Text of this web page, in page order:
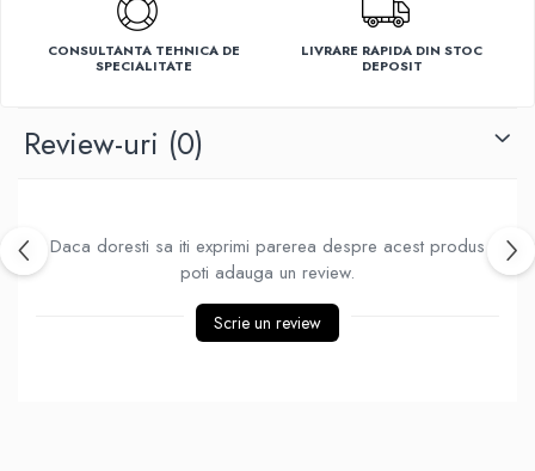
CONSULTANTA TEHNICA DE
SPECIALITATE
LIVRARE RAPIDA DIN STOC
DEPOSIT
Review-uri (0)
Daca doresti sa iti exprimi parerea despre acest produs
poti adauga un review.
Scrie un review